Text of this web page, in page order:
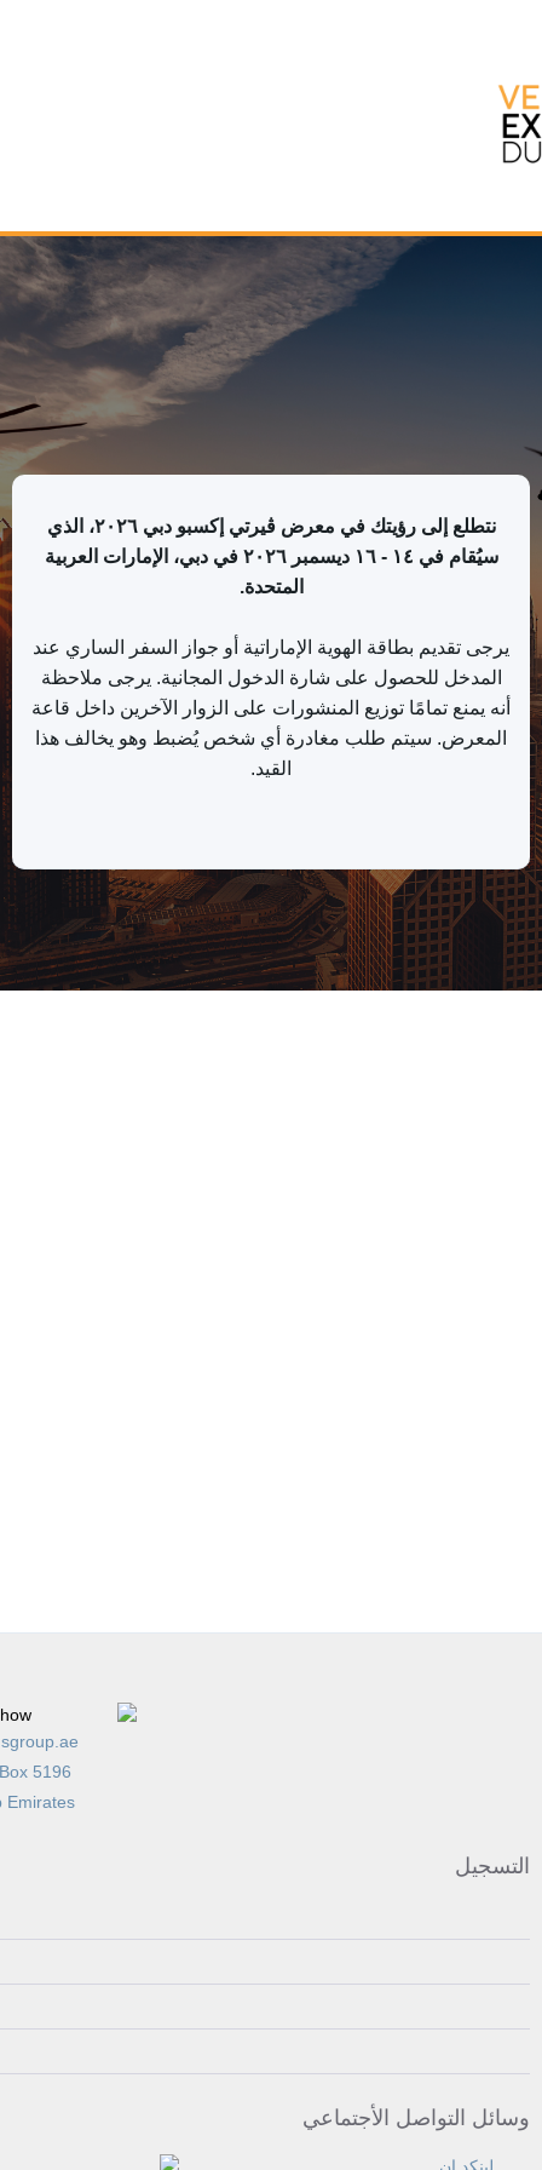
شكرًا لك! تم تأكيد تسجيلك.
نتطلع إلى رؤيتك في معرض ڤيرتي إكسبو دبي ٢٠٢٦، الذي
سيُقام في ١٤ - ١٦ ديسمبر ٢٠٢٦ في دبي، الإمارات العربية
المتحدة.
يرجى تقديم بطاقة الهوية الإماراتية أو جواز السفر الساري عند
المدخل للحصول على شارة الدخول المجانية. يرجى ملاحظة
أنه يمنع تمامًا توزيع المنشورات على الزوار الآخرين داخل قاعة
المعرض. سيتم طلب مغادرة أي شخص يُضبط وهو يخالف هذا
القيد.
5196
Emirates
التسجيل
وسائل التواصل الأجتماعي
لينكد إن